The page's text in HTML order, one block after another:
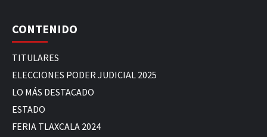
CONTENIDO
TITULARES
ELECCIONES PODER JUDICIAL 2025
LO MÁS DESTACADO
ESTADO
FERIA TLAXCALA 2024